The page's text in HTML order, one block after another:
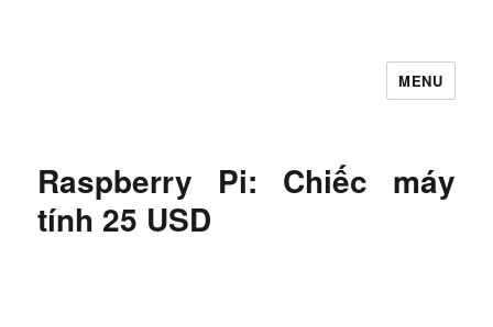
MENU
Raspberry Pi: Chiếc máy
tính 25 USD